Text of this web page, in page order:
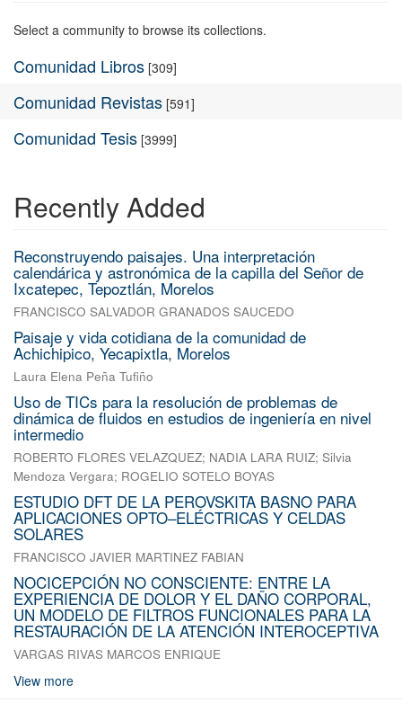
Select a community to browse its collections.
Comunidad Libros [309]
Comunidad Revistas [591]
Comunidad Tesis [3999]
Recently Added
Reconstruyendo paisajes. Una interpretación
calendárica y astronómica de la capilla del Señor de
Ixcatepec, Tepoztlán, Morelos
FRANCISCO SALVADOR GRANADOS SAUCEDO
Paisaje y vida cotidiana de la comunidad de
Achichipico, Yecapixtla, Morelos
Laura Elena Peña Tufiño
Uso de TICs para la resolución de problemas de
dinámica de fluidos en estudios de ingeniería en nivel
intermedio
ROBERTO FLORES VELAZQUEZ; NADIA LARA RUIZ; Silvia
Mendoza Vergara; ROGELIO SOTELO BOYAS
ESTUDIO DFT DE LA PEROVSKITA BASNO PARA
APLICACIONES OPTO–ELÉCTRICAS Y CELDAS
SOLARES
FRANCISCO JAVIER MARTINEZ FABIAN
NOCICEPCIÓN NO CONSCIENTE: ENTRE LA
EXPERIENCIA DE DOLOR Y EL DAÑO CORPORAL,
UN MODELO DE FILTROS FUNCIONALES PARA LA
RESTAURACIÓN DE LA ATENCIÓN INTEROCEPTIVA
VARGAS RIVAS MARCOS ENRIQUE
View more